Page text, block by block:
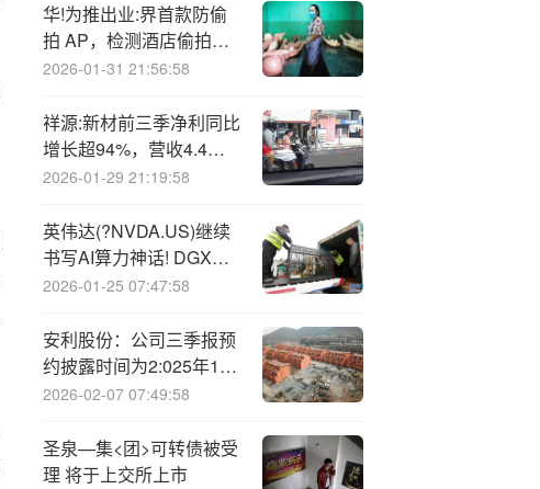
华!为推出业:界首款防偷
拍 AP，检测酒店偷拍摄
像头成功率高达 99%
2026-01-31 21:56:58
祥源:新材前三季净利同比
增长超94%，营收4.4亿
元
2026-01-29 21:19:58
英伟达(?NVDA.US)继续
书写AI算力神话! DGX
Spark重磅问世 数据中心
2026-01-25 07:47:58
安利股份：公司三季报预
约披露时间为2:025年10
—月28日
2026-02-07 07:49:58
圣泉—集<团>可转债被受
理 将于上交所上市